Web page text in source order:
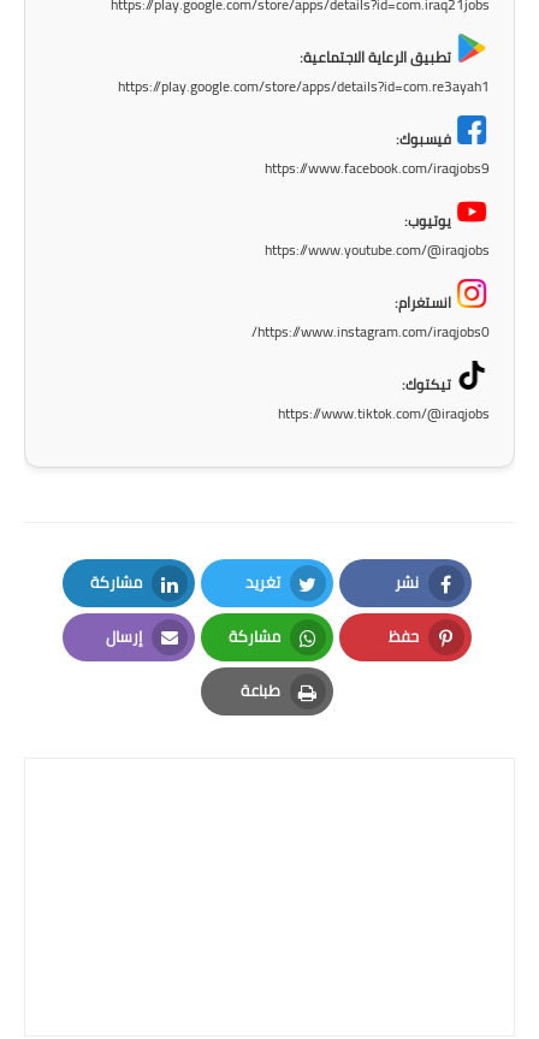
تطبيق الرعاية الاجتماعية:
https://play.google.com/store/apps/details?id=com.re3ayah1
فيسبوك:
https://www.facebook.com/iraqjobs9
يوتيوب:
https://www.youtube.com/@iraqjobs
انستغرام:
https://www.instagram.com/iraqjobs0/
تيكتوك:
https://www.tiktok.com/@iraqjobs
نشر
Facebook
تغريد
Twitter
مشاركة
LinkedIn
حفظ
Pinterest
مشاركة
Whatsapp
إرسال
Email
طباعة
Print